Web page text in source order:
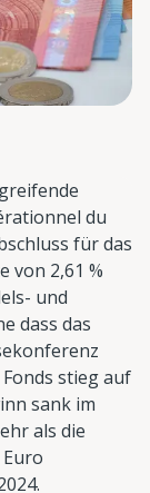
du
für das
von 2,61 %
und
dass das
stieg auf
sank im
als die